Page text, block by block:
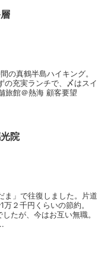
の真鶴半島ハイキング。
の充実ランチで、〆はスイ
旅館＠熱海 顧客要望
院
ま」で往復しました。片道
２千円くらいの節約。
たが、今はお互い無職。